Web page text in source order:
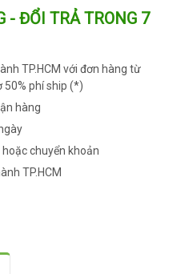
- ĐỔI TRẢ TRONG 7
TP.HCM với đơn hàng từ
50% phí ship (*)
hàng
chuyển khoản
TP.HCM